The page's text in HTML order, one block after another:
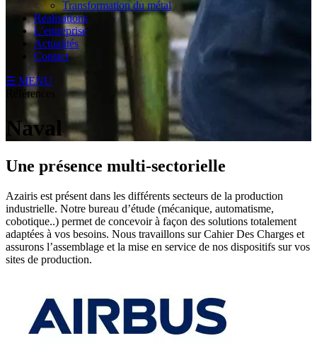
Transformation du métal
Réalisations
L’entreprise
Actualités
Contact
☰ MENU
Références
Naval
Une présence multi-sectorielle
Azairis est présent dans les différents secteurs de la production
industrielle. Notre bureau d’étude (mécanique, automatisme,
cobotique..) permet de concevoir à façon des solutions totalement
adaptées à vos besoins. Nous travaillons sur Cahier Des Charges et
assurons l’assemblage et la mise en service de nos dispositifs sur vos
sites de production.